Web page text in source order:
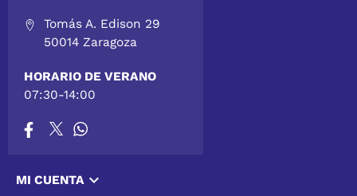
Tomás A. Edison 29
50014 Zaragoza
HORARIO DE VERANO
07:30-14:00
MI CUENTA 